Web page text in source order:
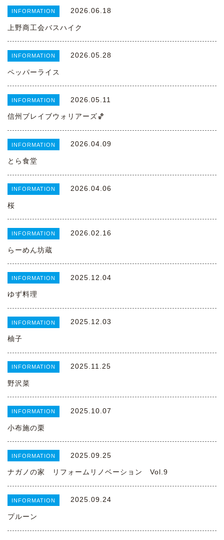
INFORMATION 2026.06.18
上野商工会バスハイク
INFORMATION 2026.05.28
ペッパーライス
INFORMATION 2026.05.11
信州ブレイブウォリアーズ🏀
INFORMATION 2026.04.09
とら食堂
INFORMATION 2026.04.06
桜
INFORMATION 2026.02.16
らーめん坊蔵
INFORMATION 2025.12.04
ゆず料理
INFORMATION 2025.12.03
柚子
INFORMATION 2025.11.25
野沢菜
INFORMATION 2025.10.07
小布施の栗
INFORMATION 2025.09.25
ナガノの家 リフォームリノベーション Vol.9
INFORMATION 2025.09.24
プルーン